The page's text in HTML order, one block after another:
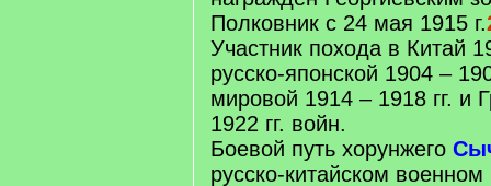
Полковник с 24 мая 1915 г.
Участник похода в Китай
русско-японской 1904 –
мировой 1914 – 1918 гг. и
1922 гг. войн.
Боевой путь хорунжего
русско-китайском